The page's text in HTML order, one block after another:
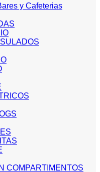
y Cafeterias
COMPARTIMENTOS